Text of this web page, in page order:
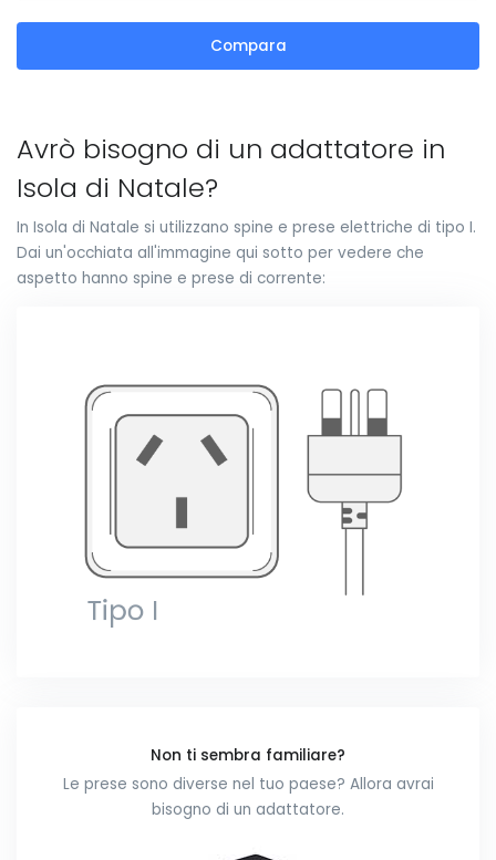
Compara
Avrò bisogno di un adattatore in
Isola di Natale?
In Isola di Natale si utilizzano spine e prese elettriche di tipo I.
Dai un'occhiata all'immagine qui sotto per vedere che
aspetto hanno spine e prese di corrente:
Non ti sembra familiare?
Le prese sono diverse nel tuo paese? Allora avrai
bisogno di un adattatore.